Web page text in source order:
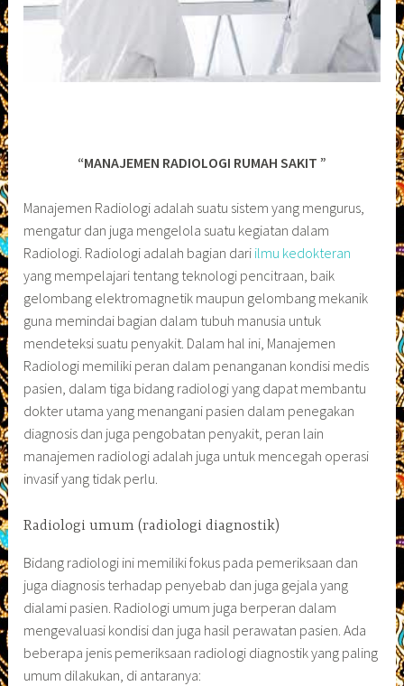
“MANAJEMEN RADIOLOGI RUMAH SAKIT ”
Manajemen Radiologi adalah suatu sistem yang mengurus,
mengatur dan juga mengelola suatu kegiatan dalam
Radiologi. Radiologi adalah bagian dari ilmu kedokteran
yang mempelajari tentang teknologi pencitraan, baik
gelombang elektromagnetik maupun gelombang mekanik
guna memindai bagian dalam tubuh manusia untuk
mendeteksi suatu penyakit. Dalam hal ini, Manajemen
Radiologi memiliki peran dalam penanganan kondisi medis
pasien, dalam tiga bidang radiologi yang dapat membantu
dokter utama yang menangani pasien dalam penegakan
diagnosis dan juga pengobatan penyakit, peran lain
manajemen radiologi adalah juga untuk mencegah operasi
invasif yang tidak perlu.
Radiologi umum (radiologi diagnostik)
Bidang radiologi ini memiliki fokus pada pemeriksaan dan
juga diagnosis terhadap penyebab dan juga gejala yang
dialami pasien. Radiologi umum juga berperan dalam
mengevaluasi kondisi dan juga hasil perawatan pasien. Ada
beberapa jenis pemeriksaan radiologi diagnostik yang paling
umum dilakukan, di antaranya: